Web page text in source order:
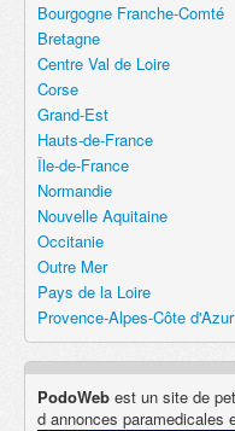
Bourgogne Franche-Comté
Bretagne
Centre Val de Loire
Corse
Grand-Est
Hauts-de-France
Île-de-France
Normandie
Nouvelle Aquitaine
Occitanie
Outre Mer
Pays de la Loire
Provence-Alpes-Côte d'Azur
PodoWeb est un site de
d annonces paramedicales